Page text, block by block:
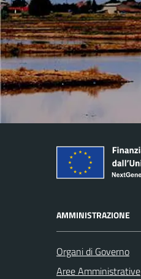
AMMINISTRAZIONE
Organi di Governo
Aree Amministrative